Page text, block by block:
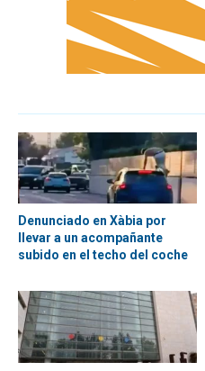
Denunciado en Xàbia por
llevar a un acompañante
subido en el techo del coche